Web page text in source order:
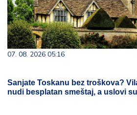
07. 08. 2026 05:16
Sanjate Toskanu bez troškova?
nudi besplatan smeštaj, a uslovi